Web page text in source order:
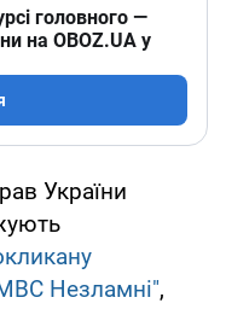
головного —
на OBOZ.UA у
України
Незламні",